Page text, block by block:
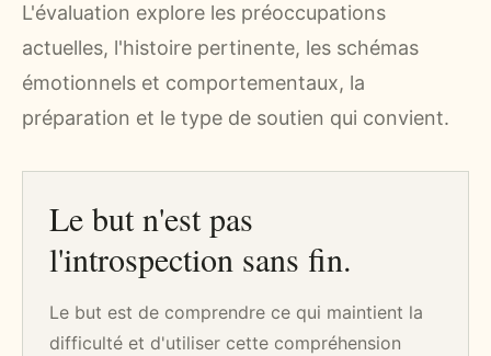
L'évaluation explore les préoccupations
actuelles, l'histoire pertinente, les schémas
émotionnels et comportementaux, la
préparation et le type de soutien qui convient.
Le but n'est pas
l'introspection sans fin.
Le but est de comprendre ce qui maintient la
difficulté et d'utiliser cette compréhension